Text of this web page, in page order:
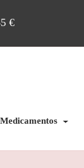
€
Medicamentos